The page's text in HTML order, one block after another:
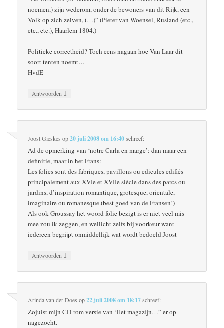
noemen,) zijn wederom, onder de bewoners van dit Rijk, een
Volk op zich zelven, (…)” (Pieter van Woensel, Rusland (etc.,
etc., etc.), Haarlem 1804.)
Politieke correctheid? Toch eens nagaan hoe Van Laar dit
soort tenten noemt…
HvdE
Antwoorden ↓
Joost Gieskes op20 juli 2008 om 16:40schreef:
Ad de opmerking van ‘notre Carla en marge’: dan maar een
definitie, maar in het Frans:
Les folies sont des fabriques, pavillons ou edicules edifiés
principalement aux XVIe et XVIIe siècle dans des parcs ou
jardins, d’inspiration romantique, grotesque, orientale,
imaginaire ou romanesque.(best goed van de Fransen!)
Als ook Groussay het woord folie bezigt is er niet veel mis
mee zou ik zeggen, en wellicht zelfs bij voorkeur want
iedereen begrijpt onmiddellijk wat wordt bedoeld.Joost
Antwoorden ↓
Arinda van der Does op22 juli 2008 om 18:17schreef:
Zojuist mijn CD-rom versie van ‘Het magazijn…” er op
nagezocht.